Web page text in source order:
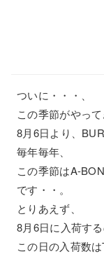
ついに・・・、
この季節がやって
8月6日より、
毎年毎年、
この季節はA-
です・・。
とりあえず、
8月6日に入荷す
この日の入荷数は